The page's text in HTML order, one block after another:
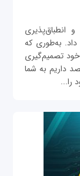
انطباق‌پذیری
داد. به‌طوری که
تصمیم‌گیری
داریم به شما
را...